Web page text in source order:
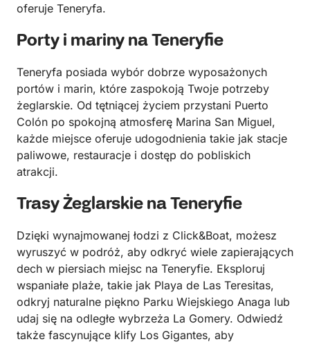
oferuje Teneryfa.
Porty i mariny na Teneryfie
Teneryfa posiada wybór dobrze wyposażonych
portów i marin, które zaspokoją Twoje potrzeby
żeglarskie. Od tętniącej życiem przystani Puerto
Colón po spokojną atmosferę Marina San Miguel,
każde miejsce oferuje udogodnienia takie jak stacje
paliwowe, restauracje i dostęp do pobliskich
atrakcji.
Trasy Żeglarskie na Teneryfie
Dzięki wynajmowanej łodzi z Click&Boat, możesz
wyruszyć w podróż, aby odkryć wiele zapierających
dech w piersiach miejsc na Teneryfie. Eksploruj
wspaniałe plaże, takie jak Playa de Las Teresitas,
odkryj naturalne piękno Parku Wiejskiego Anaga lub
udaj się na odległe wybrzeża La Gomery. Odwiedź
także fascynujące klify Los Gigantes, aby